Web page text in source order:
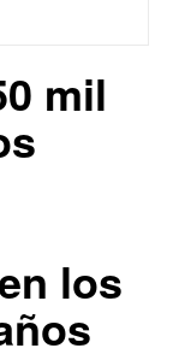
mil
los